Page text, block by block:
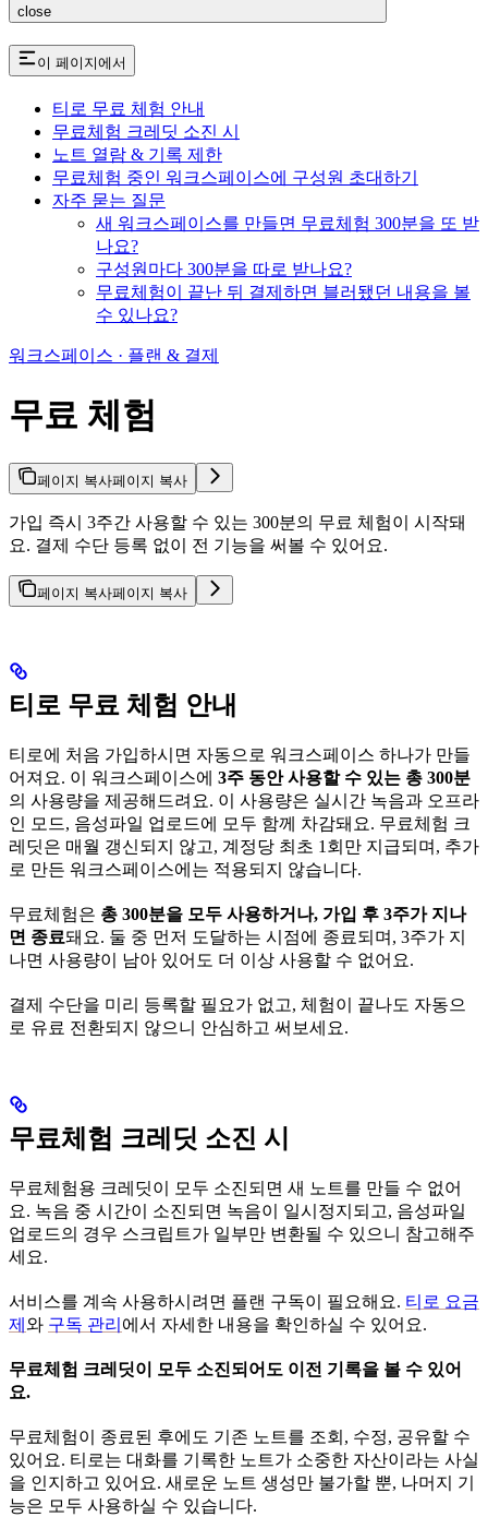
close
이 페이지에서
티로 무료 체험 안내
무료체험 크레딧 소진 시
노트 열람 & 기록 제한
무료체험 중인 워크스페이스에 구성원 초대하기
자주 묻는 질문
새 워크스페이스를 만들면 무료체험 300분을 또 받
나요?
구성원마다 300분을 따로 받나요?
무료체험이 끝난 뒤 결제하면 블러됐던 내용을 볼
수 있나요?
워크스페이스 · 플랜 & 결제
무료 체험
페이지 복사페이지 복사
가입 즉시 3주간 사용할 수 있는 300분의 무료 체험이 시작돼
요. 결제 수단 등록 없이 전 기능을 써볼 수 있어요.
페이지 복사페이지 복사
티로 무료 체험 안내
티로에 처음 가입하시면 자동으로 워크스페이스 하나가 만들
어져요. 이 워크스페이스에 3주 동안 사용할 수 있는 총 300분
의 사용량을 제공해드려요. 이 사용량은 실시간 녹음과 오프라
인 모드, 음성파일 업로드에 모두 함께 차감돼요. 무료체험 크
레딧은 매월 갱신되지 않고, 계정당 최초 1회만 지급되며, 추가
로 만든 워크스페이스에는 적용되지 않습니다.
무료체험은 총 300분을 모두 사용하거나, 가입 후 3주가 지나
면 종료돼요. 둘 중 먼저 도달하는 시점에 종료되며, 3주가 지
나면 사용량이 남아 있어도 더 이상 사용할 수 없어요.
결제 수단을 미리 등록할 필요가 없고, 체험이 끝나도 자동으
로 유료 전환되지 않으니 안심하고 써보세요.
무료체험 크레딧 소진 시
무료체험용 크레딧이 모두 소진되면 새 노트를 만들 수 없어
요. 녹음 중 시간이 소진되면 녹음이 일시정지되고, 음성파일
업로드의 경우 스크립트가 일부만 변환될 수 있으니 참고해주
세요.
서비스를 계속 사용하시려면 플랜 구독이 필요해요. 티로 요금
제 와 구독 관리 에서 자세한 내용을 확인하실 수 있어요.
무료체험 크레딧이 모두 소진되어도 이전 기록을 볼 수 있어
요.
무료체험이 종료된 후에도 기존 노트를 조회, 수정, 공유할 수
있어요. 티로는 대화를 기록한 노트가 소중한 자산이라는 사실
을 인지하고 있어요. 새로운 노트 생성만 불가할 뿐, 나머지 기
능은 모두 사용하실 수 있습니다.